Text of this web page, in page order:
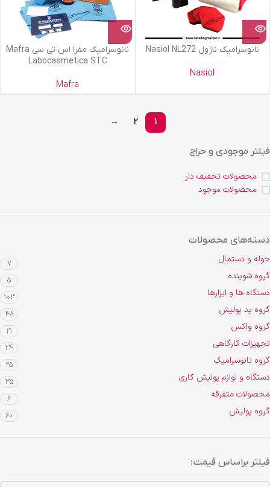
فیلتر موجودی و حراج
محصولات تخفیف دار
محصولات موجود
دسته‌های محصولات
حوله و دستمال 7
گروه شوینده 5
دستگاه ها و ابزارها 103
گروه پد پولیش 48
گروه واکس 21
تجهیزات کارگاهی 24
گروه نانوسرامیک 25
دستگاه و لوازم پولیش کاری 35
محصولات متفرقه 6
گروه پولیش 60
فیلتر براساس قیمت:
نانوسرامیک ناژول Nasiol NL272
Nasiol
نانوسرامیک مفرا اس تی سی Mafra
Labocasmetica STC
Mafra
1
2
→